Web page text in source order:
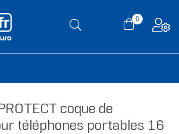
0
coque de
téléphones portables 16